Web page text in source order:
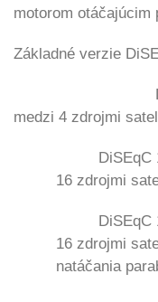
motorom otáčajúcim
Základné verzie
DiSEqC 1.0
medzi 4 zdrojmi
DiSEqC
16 zdrojmi
DiSEqC
16 zdrojmi
natáčania